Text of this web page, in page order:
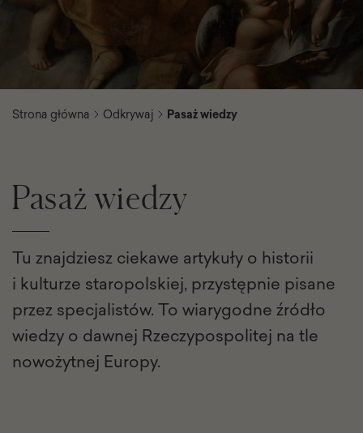
Strona główna Odkrywaj Pasaż wiedzy
Pasaż wiedzy
Tu znajdziesz ciekawe artykuły o historii
i kulturze staropolskiej, przystępnie pisane
przez specjalistów. To wiarygodne źródło
wiedzy o dawnej Rzeczypospolitej na tle
nowożytnej Europy.